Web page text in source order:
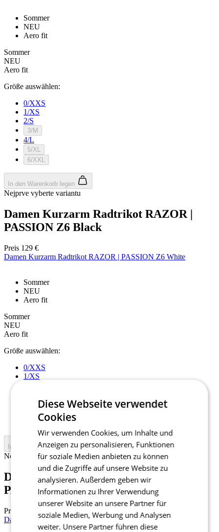
Sommer
NEU
Aero fit
Sommer
NEU
Aero fit
Größe auswählen:
0/XXS
1/XS
2/S
3/M
4/L
5/XL
6/XXL
In den Warenkorb legen
Nejprve vyberte variantu
Damen Kurzarm Radtrikot RAZOR |
PASSION Z6 Black
Preis 129 €
Damen Kurzarm Radtrikot RAZOR | PASSION Z6 White
Sommer
NEU
Aero fit
Sommer
NEU
Aero fit
Größe auswählen:
0/XXS
1/XS
5/XL
6/XXL
In den Warenkorb legen
Nejprve vyberte variantu
Damen Kurzarm Radtrikot RAZOR |
PASSION Z6 White
Preis
Damen Kurzarm Radtrikot RAZOR | PASSION Z6 Racing Red
Diese Webseite verwendet
Cookies
Wir verwenden Cookies, um Inhalte und
Anzeigen zu personalisieren, Funktionen
für soziale Medien anbieten zu können
und die Zugriffe auf unsere Website zu
analysieren. Außerdem geben wir
Informationen zu Ihrer Verwendung
unserer Website an unsere Partner für
soziale Medien, Werbung und Analysen
weiter. Unsere Partner führen diese